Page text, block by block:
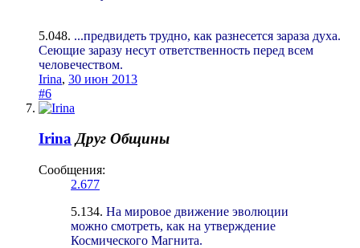
5.048. ...предвидеть трудно, как разнесется зараза духа.
Сеющие заразу несут ответственность перед всем
человечеством.
Irina, 30 июн 2013
#6
Irina Друг Общины
Сообщения:
2.677
5.134. На мировое движение эволюции
можно смотреть, как на утверждение
Космического Магнита.